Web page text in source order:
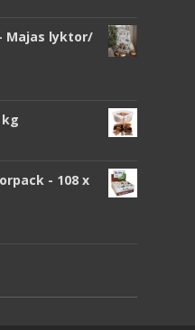
Majas lyktor/
- 108 x